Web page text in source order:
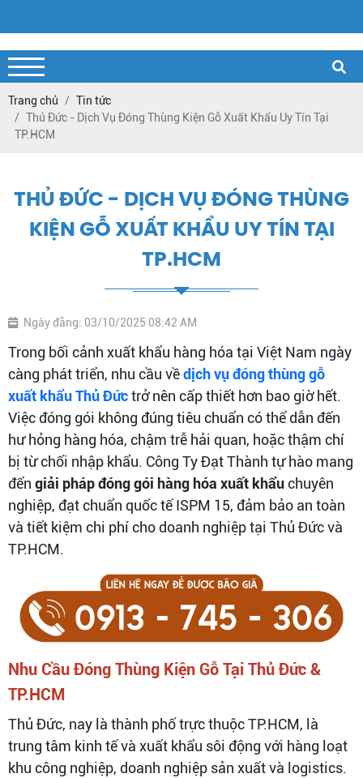
Trang chủ
Tin tức
Thủ Đức - Dịch Vụ Đóng Thùng Kiện Gỗ Xuất Khẩu Uy Tín Tại
TP.HCM
THỦ ĐỨC - DỊCH VỤ ĐÓNG THÙNG
KIỆN GỖ XUẤT KHẨU UY TÍN TẠI
TP.HCM
Ngày đăng: 03/10/2025 08:42 AM
Trong bối cảnh xuất khẩu hàng hóa tại Việt Nam ngày
càng phát triển, nhu cầu vềdịch vụ đóng thùng gỗ
xuất khẩu Thủ Đứctrở nên cấp thiết hơn bao giờ hết.
Việc đóng gói không đúng tiêu chuẩn có thể dẫn đến
hư hỏng hàng hóa, chậm trễ hải quan, hoặc thậm chí
bị từ chối nhập khẩu. Công Ty Đạt Thành tự hào mang
đến giải pháp đóng gói hàng hóa xuất khẩuchuyên
nghiệp, đạt chuẩn quốc tế ISPM 15, đảm bảo an toàn
và tiết kiệm chi phí cho doanh nghiệp tại Thủ Đức và
TP.HCM.
Nhu Cầu Đóng Thùng Kiện Gỗ Tại Thủ Đức &
TP.HCM
Thủ Đức, nay là thành phố trực thuộc TP.HCM, là
trung tâm kinh tế và xuất khẩu sôi động với hàng loạt
khu công nghiệp, doanh nghiệp sản xuất và logistics.